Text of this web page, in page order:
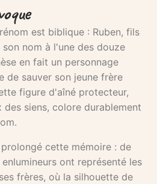
est biblique : Ruben, fils
nom à l'une des douze
en fait un personnage
de sauver son jeune frère
figure d'aîné protecteur,
siens, colore durablement
cette mémoire : de
ont représenté les
frères, où la silhouette de